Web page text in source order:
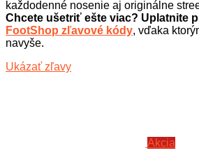
každodenné nosenie aj originálne
Chcete ušetriť ešte viac? Uplatnite
FootShop zľavové kódy, vďaka
navyše.
Ukázať zľavy
Akcia